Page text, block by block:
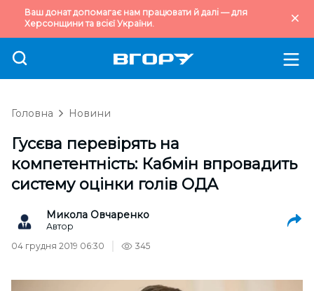
Ваш донат допомагає нам працювати й далі — для
Херсонщини та всієї України.
Головна Новини
Гусєва перевірять на
компетентність: Кабмін впровадить
систему оцінки голів ОДА
Микола Овчаренко
Автор
04 грудня 2019 06:30
345